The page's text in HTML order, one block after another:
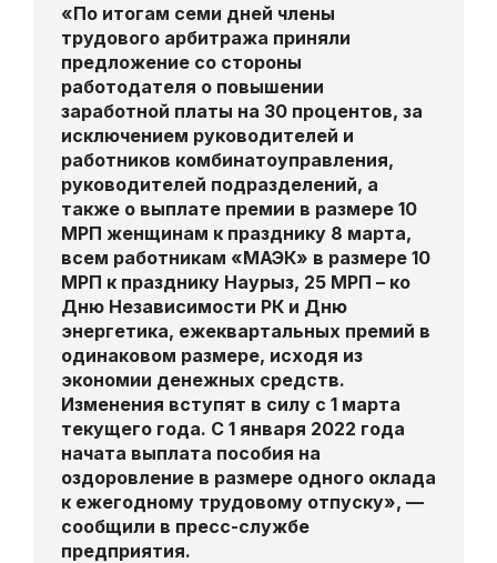
«По итогам семи дней члены
трудового арбитража приняли
предложение со стороны
работодателя о повышении
заработной платы на 30 процентов, за
исключением руководителей и
работников комбинатоуправления,
руководителей подразделений, а
также о выплате премии в размере 10
МРП женщинам к празднику 8 марта,
всем работникам «МАЭК» в размере 10
МРП к празднику Наурыз, 25 МРП – ко
Дню Независимости РК и Дню
энергетика, ежеквартальных премий в
одинаковом размере, исходя из
экономии денежных средств.
Изменения вступят в силу с 1 марта
текущего года. С 1 января 2022 года
начата выплата пособия на
оздоровление в размере одного оклада
к ежегодному трудовому отпуску», —
сообщили в пресс-службе
предприятия.